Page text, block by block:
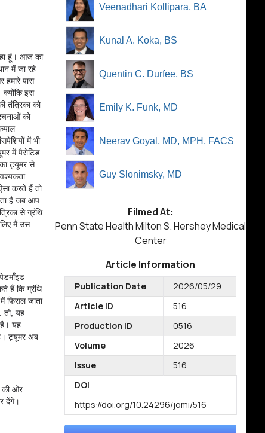
हूं। आज का
में जा रहे
हमारे पास
क्योंकि इस
तंत्रिका को
को
में भी
में पैरोटिड
ट्यूमर से
करते हैं तो
है जब आप
से ग्रंथि
मैं उस
हैं कि ग्रंथि
फिसल जाता
तो, यह
यह
ट्यूमर अब
की ओर
देंगे।
Veenadhari Kollipara, BA
Kunal A. Koka, BS
Quentin C. Durfee, BS
Emily K. Funk, MD
Neerav Goyal, MD, MPH, FACS
Guy Slonimsky, MD
Filmed At:
Penn State Health Milton S. Hershey Medical
Center
Article Information
Publication Date
2026/05/29
Article ID
516
Production ID
0516
Volume
2026
Issue
516
DOI
https://doi.org/10.24296/jomi/516